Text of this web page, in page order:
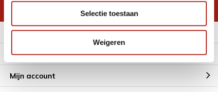
Selectie toestaan
Weigeren
* Lees hier de wettelijke beperkingen
Meer informatie
Klantenservice
Mijn account